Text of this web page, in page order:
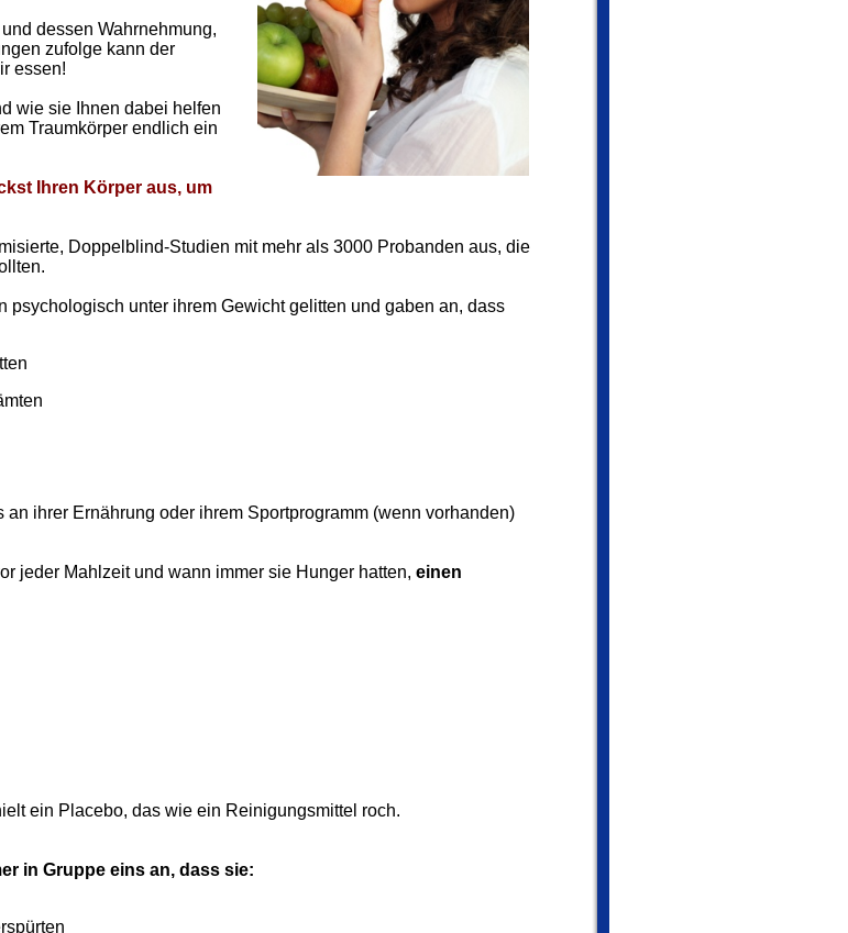
dessen Wahrnehmung,
zufolge kann der
essen!
wie sie Ihnen dabei helfen
Traumkörper endlich ein
Ihren Körper aus, um
Doppelblind-Studien mit mehr als 3000 Probanden aus, die
unter ihrem Gewicht gelitten und gaben an, dass
ihrer Ernährung oder ihrem Sportprogramm (wenn vorhanden)
jeder Mahlzeit und wann immer sie Hunger hatten, einen
ein Placebo, das wie ein Reinigungsmittel roch.
in Gruppe eins an, dass sie: